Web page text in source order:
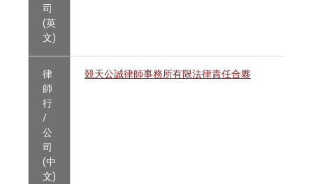
司
(英
文)
律
師
行
/
公
司
(中
文)
競天公誠律師事務所有限法律責任合夥